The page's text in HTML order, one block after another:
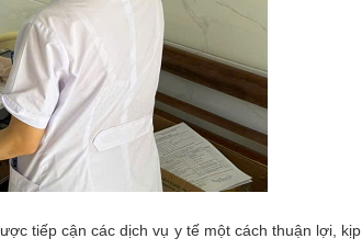
tiếp cận các dịch vụ y tế một cách thuận lợi, kịp